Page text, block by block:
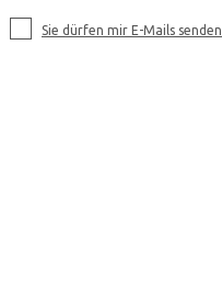
Sie dürfen mir E-Mails senden